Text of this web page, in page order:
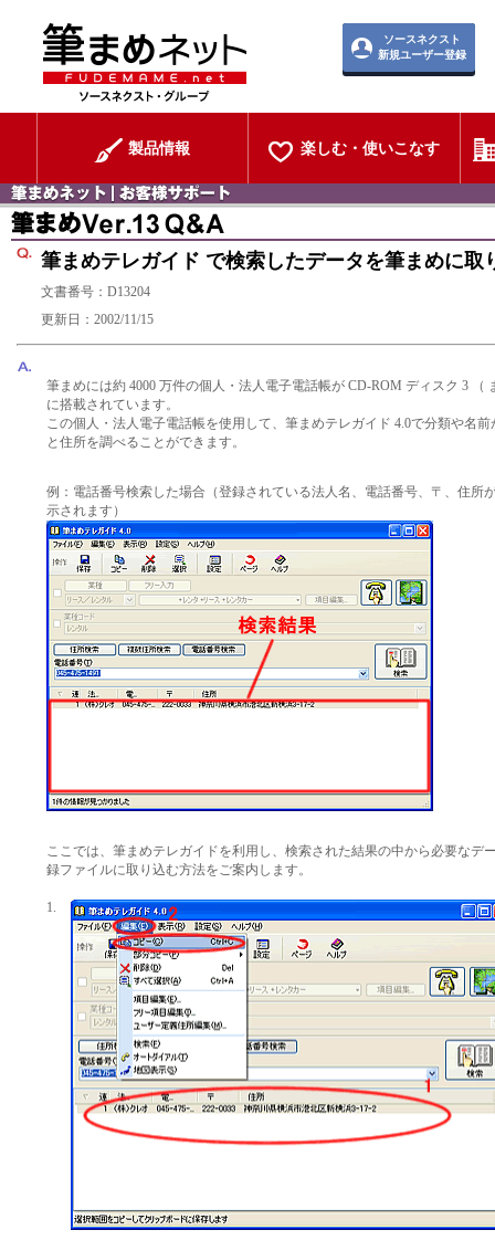
ソースネクスト
新規ユーザー登録
製品情報 楽しむ・使いこなす
筆まめテレガイド で検索したデータを筆まめに取
文書番号：D13204
更新日：2002/11/15
筆まめには約 4000 万件の個人・法人電子電話帳が CD-ROM ディスク 3 （
に搭載されています。
この個人・法人電子電話帳を使用して、筆まめテレガイド 4.0で分類や名
と住所を調べることができます。
例：電話番号検索した場合（登録されている法人名、電話番号、〒、住所
示されます）
ここでは、筆まめテレガイドを利用し、検索された結果の中から必要なデ
録ファイルに取り込む方法をご案内します。
1.